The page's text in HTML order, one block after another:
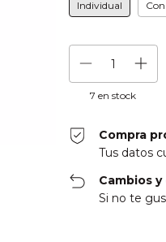
Individual
7 en stock
Compra
Tus datos
Cambios
Si no te